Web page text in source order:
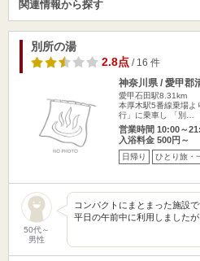
関連情報から探す
別所の湯
2.8点/ 16 件
神奈川県 / 愛甲郡
愛甲石田駅8.31km
本厚木駅5番線乗場よ
行」に乗車し 「別…
営業時間 10:00～
入浴料金 500円～
日帰り ひとり旅・
50代～
男性
コンパクトにまとまった施設
平日の午前中に利用しました